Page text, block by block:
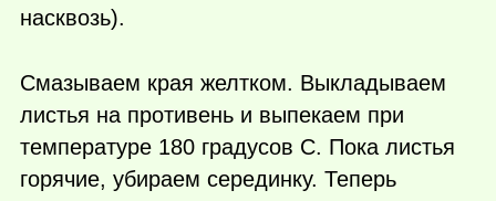
насквозь).
Смазываем края желтком. Выкладываем
листья на противень и выпекаем при
температуре 180 градусов С. Пока листья
горячие, убираем серединку. Теперь